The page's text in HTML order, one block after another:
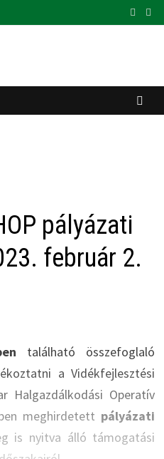
pályázati
február 2.
található összefoglaló
a Vidékfejlesztési
Halgazdálkodási Operatív
meghirdetett pályázati
is nyitva álló támogatási